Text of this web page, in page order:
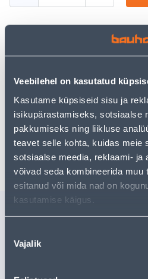
Veebilehel on kasutatud
Kasutame küpsiseid sisu ja
isikupärastamiseks, sotsiaalse
pakkumiseks ning liikluse
teavet selle kohta, kuidas meie
sotsiaalse meedia, reklaami- ja
võivad seda kombineerida muu
esitanud või mida nad on
kasutamise käigus.
valik
Vajalik
Посмотреть наличие
Предполагаемая доставка
Посылочный автомат от
Забрать в магазине, с